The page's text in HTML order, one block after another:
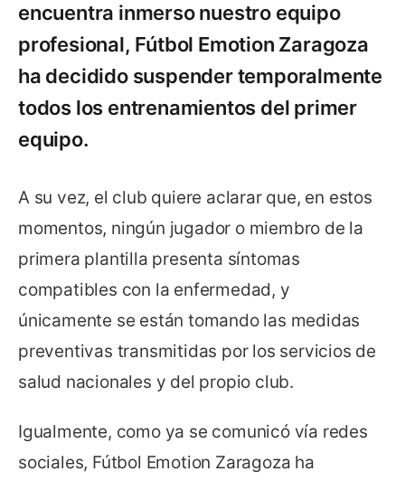
encuentra inmerso nuestro equipo
profesional, Fútbol Emotion Zaragoza
ha decidido suspender temporalmente
todos los entrenamientos del primer
equipo.
A su vez, el club quiere aclarar que, en estos
momentos, ningún jugador o miembro de la
primera plantilla presenta síntomas
compatibles con la enfermedad, y
únicamente se están tomando las medidas
preventivas transmitidas por los servicios de
salud nacionales y del propio club.
Igualmente, como ya se comunicó vía redes
sociales, Fútbol Emotion Zaragoza ha